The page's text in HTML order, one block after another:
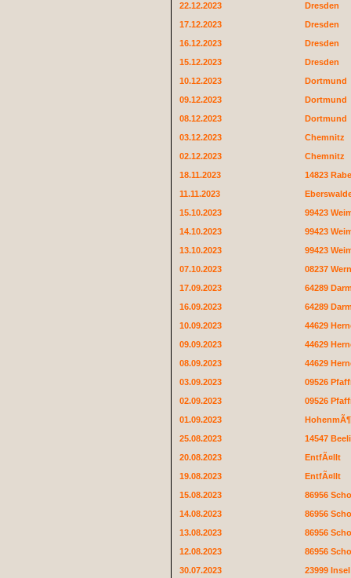
22.12.2023
Dresden
17.12.2023
Dresden
16.12.2023
Dresden
15.12.2023
Dresden
10.12.2023
Dortmund
09.12.2023
Dortmund
08.12.2023
Dortmund
03.12.2023
Chemnitz
02.12.2023
Chemnitz
18.11.2023
14823
11.11.2023
15.10.2023
99423
14.10.2023
99423
13.10.2023
99423
07.10.2023
08237
17.09.2023
64289
16.09.2023
64289
10.09.2023
44629
09.09.2023
44629
08.09.2023
44629
03.09.2023
09526
02.09.2023
09526
01.09.2023
25.08.2023
14547
20.08.2023
EntfÃ¤llt
19.08.2023
EntfÃ¤llt
15.08.2023
86956
14.08.2023
86956
13.08.2023
86956
12.08.2023
86956
30.07.2023
23999